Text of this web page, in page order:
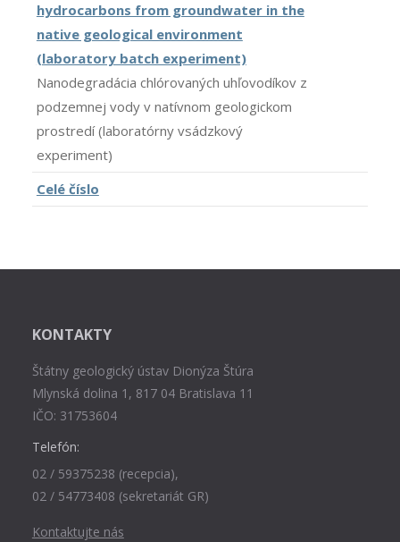
hydrocarbons from groundwater in the
native geological environment
(laboratory batch experiment)
Nanodegradácia chlórovaných uhľovodíkov z
podzemnej vody v natívnom geologickom
prostredí (laboratórny vsádzkový
experiment)
Celé číslo
KONTAKTY
Štátny geologický ústav Dionýza Štúra
Mlynská dolina 1, 817 04 Bratislava 11
IČO: 31753604
Telefón:
02 / 59375238 (recepcia),
02 / 54773408 (sekretariát GR)
Kontaktujte nás